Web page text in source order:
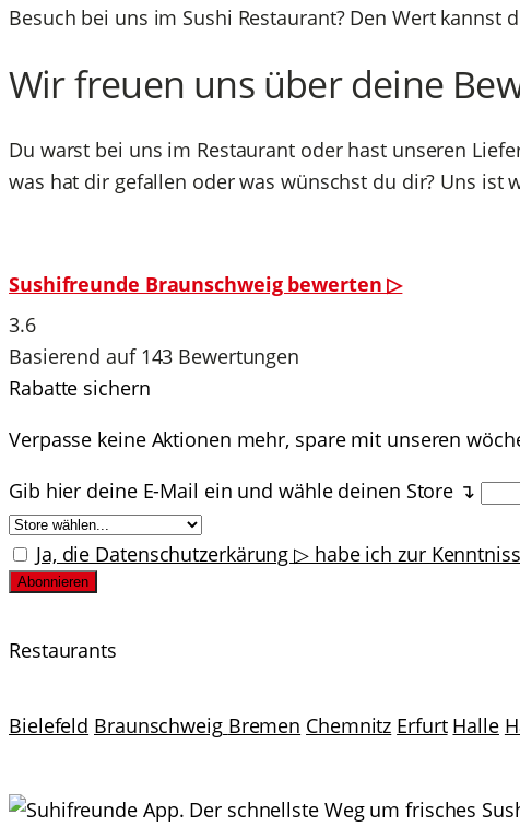
Besuch bei uns im Sushi Restaurant? Den Wert
Wir freuen uns über deine
Du warst bei uns im Restaurant oder hast unseren
was hat dir gefallen oder was wünschst du dir? Uns
Sushifreunde Braunschweig bewerten ▷
3.6
Basierend auf 143 Bewertungen
Rabatte sichern
Verpasse keine Aktionen mehr, spare mit unseren
Gib hier deine E-Mail ein und wähle deinen Store ↴
Ja, die Datenschutzerkärung ▷ habe ich zur
Restaurants
Bielefeld Braunschweig Bremen Chemnitz Erfurt Halle